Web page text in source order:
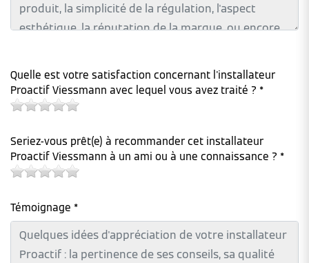
Quelle est votre satisfaction concernant l'installateur
Proactif Viessmann avec lequel vous avez traité ? *
Seriez-vous prêt(e) à recommander cet installateur
Proactif Viessmann à un ami ou à une connaissance ? *
Témoignage *